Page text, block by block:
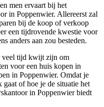
men ervaart bij het
in Poppenwier. Allereerst zal
bij de koop of verkoop
een tijdrovende kwestie voor
anders aan zou besteden.
veel tijd kwijt zijn om
voor een huis kopen in
in Poppenwier. Omdat je
of hoe je de situatie het
in Poppenwier biedt